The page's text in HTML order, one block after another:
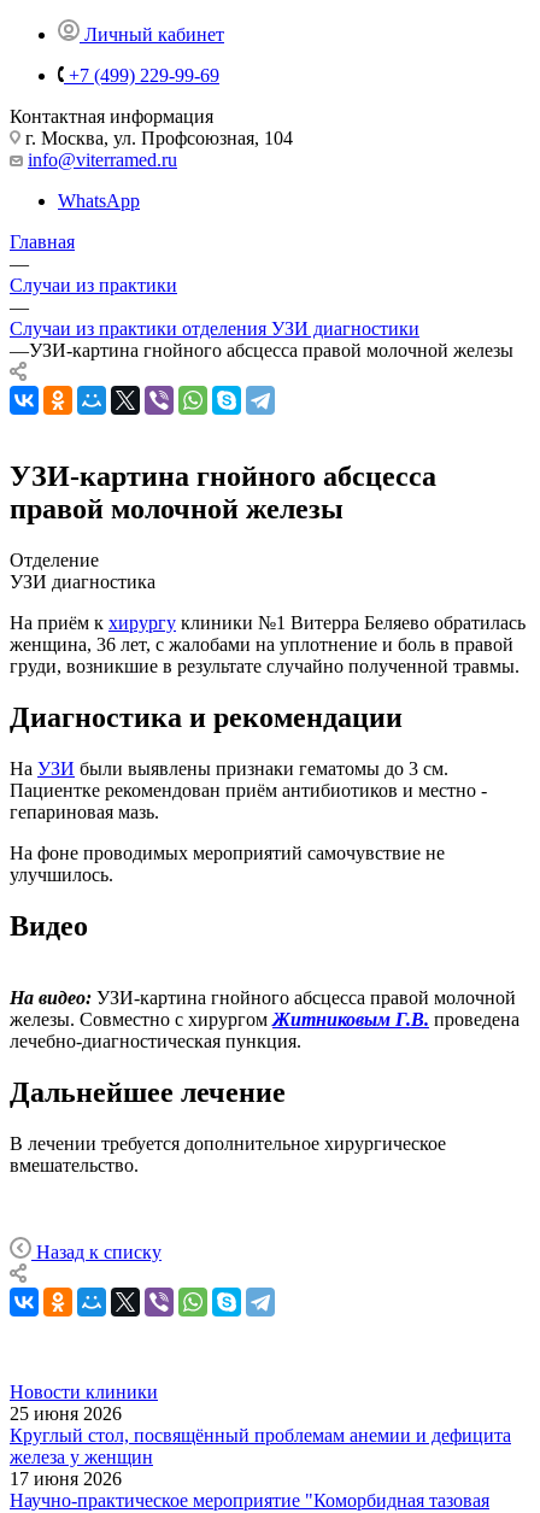
Личный кабинет
+7 (499) 229-99-69
Контактная информация
г. Москва, ул. Профсоюзная, 104
info@viterramed.ru
WhatsApp
Главная
—
Случаи из практики
—
Случаи из практики отделения УЗИ диагностики
—УЗИ-картина гнойного абсцесса правой молочной железы
УЗИ-картина гнойного абсцесса
правой молочной железы
Отделение
УЗИ диагностика
На приём к хирургу клиники №1 Витерра Беляево обратилась
женщина, 36 лет, с жалобами на уплотнение и боль в правой
груди, возникшие в результате случайно полученной травмы.
Диагностика и рекомендации
На УЗИ были выявлены признаки гематомы до 3 см.
Пациентке рекомендован приём антибиотиков и местно -
гепариновая мазь.
На фоне проводимых мероприятий самочувствие не
улучшилось.
Видео
На видео: УЗИ-картина гнойного абсцесса правой молочной
железы. Совместно с хирургомЖитниковым Г.В. проведена
лечебно-диагностическая пункция.
Дальнейшее лечение
В лечении требуется дополнительное хирургическое
вмешательство.
Назад к списку
Новости клиники
25 июня 2026
Круглый стол, посвящённый проблемам анемии и дефицита
железа у женщин
17 июня 2026
Научно-практическое мероприятие "Коморбидная тазовая